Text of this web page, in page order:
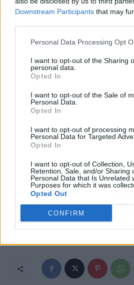
Downstream Participants that may
Personal Data Processing Opt
I want to opt-out of the Sharing
personal data.
Opted In
I want to opt-out of the Sale of
Personal Data.
Opted In
I want to opt-out of processing
Personal Data for Targeted
Opted In
I want to opt-out of Collection,
Retention, Sale, and/or Sharing
Personal Data that Is Unrelated
Purposes for which it was
Opted Out
CONFIRM
DELANTERAS:
Athenea del Castillo (Real
(Atlético de Madrid), Lucía
United) y Alba Redondo
Artículo anterior
"Confiamos en que
Alexia pueda estar"